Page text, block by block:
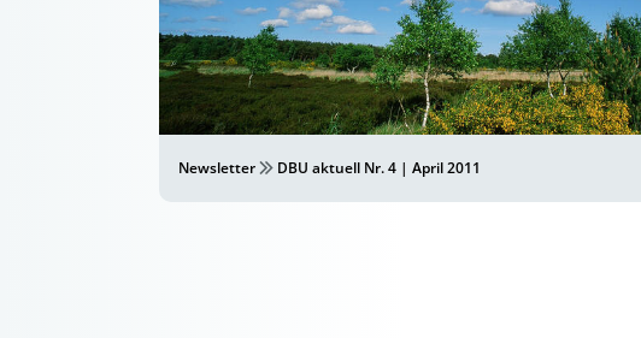
Newsletter DBU aktuell Nr. 4 | April 2011